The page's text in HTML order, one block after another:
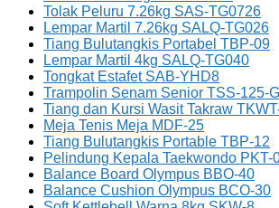
Tolak Peluru 7.26kg SAS-TG0726
Lempar Martil 7.26kg SALQ-TG026
Tiang Bulutangkis Portabel TBP-09
Lempar Martil 4kg SALQ-TG040
Tongkat Estafet SAB-YHD8
Trampolin Senam Senior TSS-125-
Tiang dan Kursi Wasit Takraw
Meja Tenis Meja MDF-25
Tiang Bulutangkis Portable TBP-12
Pelindung Kepala Taekwondo PKT-
Balance Board Olympus BBO-40
Balance Cushion Olympus BCO-30